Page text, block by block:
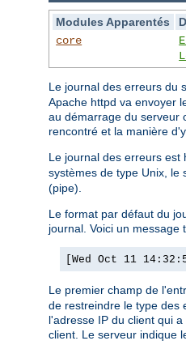
Modules Apparentés
core
Le journal des erreurs du
Apache httpd va envoyer
au démarrage du serveur
rencontré et la manière
Le journal des erreurs est
systèmes de type Unix, le
(pipe).
Le format par défaut du
journal. Voici un message
[Wed Oct 11
Le premier champ de
de restreindre le type des
l'adresse IP du client qui
client. Le serveur indique